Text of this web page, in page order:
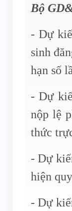
Bộ
- Dự
sinh
hạn số
- Dự
nộp lệ
thức
- Dự
hiện
- Dự